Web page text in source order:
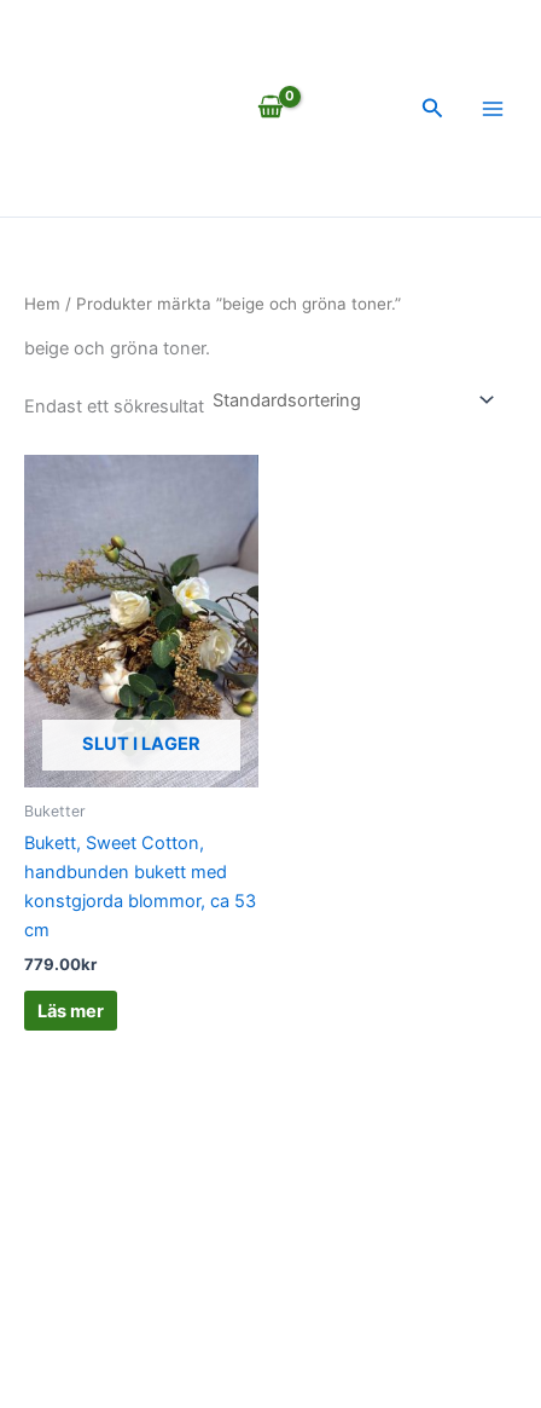
Sök
Hem / Produkter märkta ”beige och gröna toner.”
beige och gröna toner.
Endast ett sökresultat
SLUT I LAGER
Buketter
Bukett, Sweet Cotton,
handbunden bukett med
konstgjorda blommor, ca 53
cm
779.00kr
Läs mer